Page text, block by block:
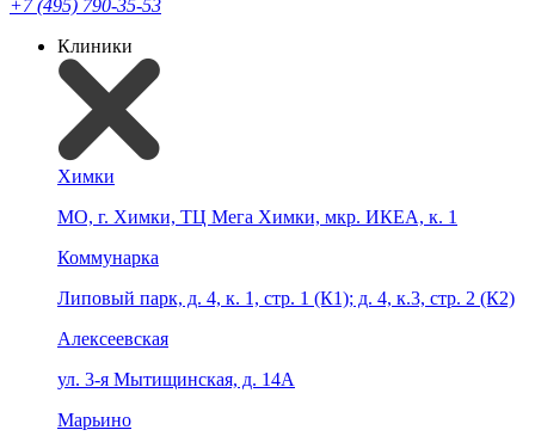
+7 (495) 790-35-53
Клиники
Химки
МО, г. Химки, ТЦ Мега Химки, мкр. ИКЕА, к. 1
Коммунарка
Липовый парк, д. 4, к. 1, стр. 1 (К1); д. 4, к.3, стр. 2 (К2)
Алексеевская
ул. 3-я Мытищинская, д. 14А
Марьино